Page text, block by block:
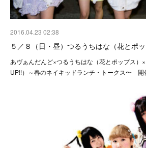
2016.04.23 02:38
５／８（日・昼）つるうちはな（花とポ
あヴぁんだんど×つるうちはな（花とポップス）
UP!!）～春のネイキッドランチ・トークス〜